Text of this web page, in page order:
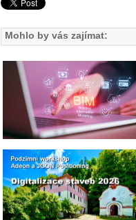
Mohlo by vás zajímat: